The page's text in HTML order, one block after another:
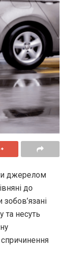
джерелом
до
та несуть